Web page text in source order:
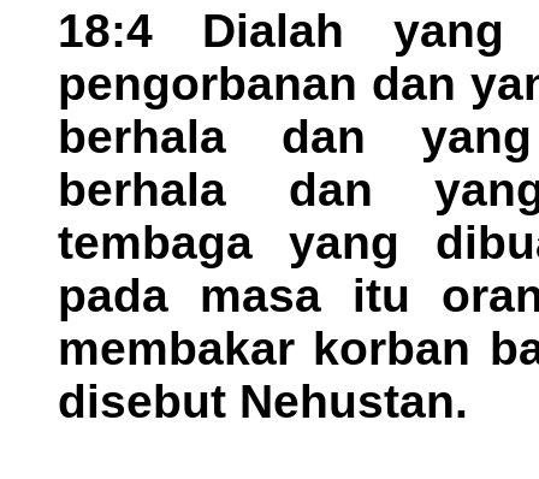
18:4 Dialah yang
pengorbanan dan
berhala dan
berhala dan
tembaga yang
pada masa itu
membakar korban
disebut Nehustan.